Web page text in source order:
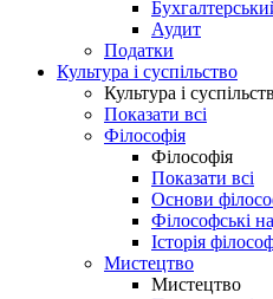
Аудит
Податки
Культура і суспільство
Культура і
Показати всі
Філософія
Філософія
Показати всі
Основи
Філософські
Історія
Мистецтво
Мистецтво